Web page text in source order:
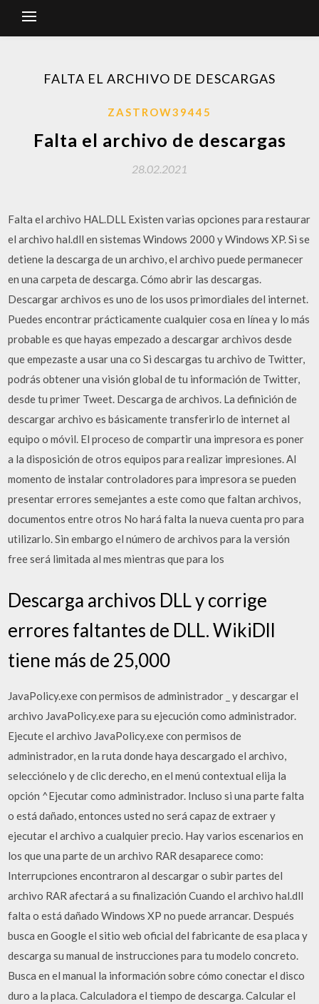
FALTA EL ARCHIVO DE DESCARGAS
ZASTROW39445
Falta el archivo de descargas
28.02.2021
Falta el archivo HAL.DLL Existen varias opciones para restaurar
el archivo hal.dll en sistemas Windows 2000 y Windows XP. Si se
detiene la descarga de un archivo, el archivo puede permanecer
en una carpeta de descarga. Cómo abrir las descargas.
Descargar archivos es uno de los usos primordiales del internet.
Puedes encontrar prácticamente cualquier cosa en línea y lo más
probable es que hayas empezado a descargar archivos desde
que empezaste a usar una co Si descargas tu archivo de Twitter,
podrás obtener una visión global de tu información de Twitter,
desde tu primer Tweet. Descarga de archivos. La definición de
descargar archivo es básicamente transferirlo de internet al
equipo o móvil. El proceso de compartir una impresora es poner
a la disposición de otros equipos para realizar impresiones. Al
momento de instalar controladores para impresora se pueden
presentar errores semejantes a este como que faltan archivos,
documentos entre otros No hará falta la nueva cuenta pro para
utilizarlo. Sin embargo el número de archivos para la versión
free será limitada al mes mientras que para los
Descarga archivos DLL y corrige
errores faltantes de DLL. WikiDll
tiene más de 25,000
JavaPolicy.exe con permisos de administrador _ y descargar el
archivo JavaPolicy.exe para su ejecución como administrador.
Ejecute el archivo JavaPolicy.exe con permisos de
administrador, en la ruta donde haya descargado el archivo,
selecciónelo y de clic derecho, en el menú contextual elija la
opción ^Ejecutar como administrador. Incluso si una parte falta
o está dañado, entonces usted no será capaz de extraer y
ejecutar el archivo a cualquier precio. Hay varios escenarios en
los que una parte de un archivo RAR desaparece como:
Interrupciones encontraron al descargar o subir partes del
archivo RAR afectará a su finalización Cuando el archivo hal.dll
falta o está dañado Windows XP no puede arrancar. Después
busca en Google el sitio web oficial del fabricante de esa placa y
descarga su manual de instrucciones para tu modelo concreto.
Busca en el manual la información sobre cómo conectar el disco
duro a la placa. Calculadora el tiempo de descarga. Calcular el